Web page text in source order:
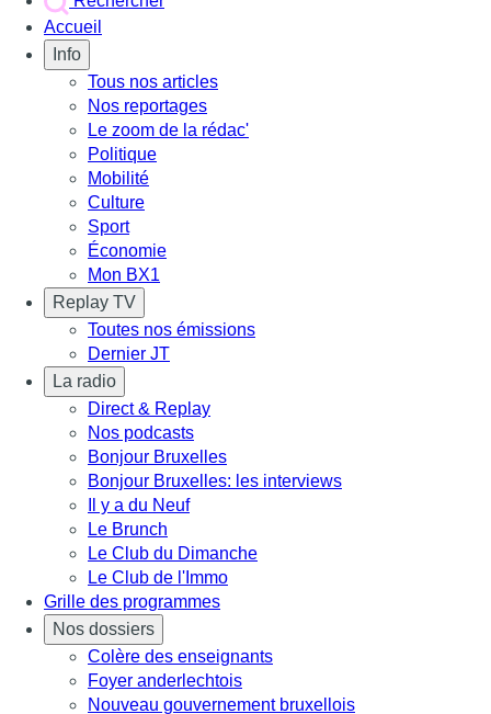
Accueil
Info
Tous nos articles
Nos reportages
Le zoom de la rédac'
Politique
Mobilité
Culture
Sport
Économie
Mon BX1
Replay TV
Toutes nos émissions
Dernier JT
La radio
Direct & Replay
Nos podcasts
Bonjour Bruxelles
Bonjour Bruxelles: les interviews
Il y a du Neuf
Le Brunch
Le Club du Dimanche
Le Club de l'Immo
Grille des programmes
Nos dossiers
Colère des enseignants
Foyer anderlechtois
Nouveau gouvernement bruxellois